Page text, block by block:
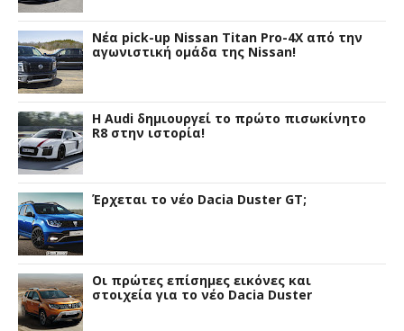
Νέα pick-up Nissan Titan Pro-4X από την
αγωνιστική ομάδα της Nissan!
Η Audi δημιουργεί το πρώτο πισωκίνητο
R8 στην ιστορία!
Έρχεται το νέο Dacia Duster GT;
Οι πρώτες επίσημες εικόνες και
στοιχεία για το νέο Dacia Duster